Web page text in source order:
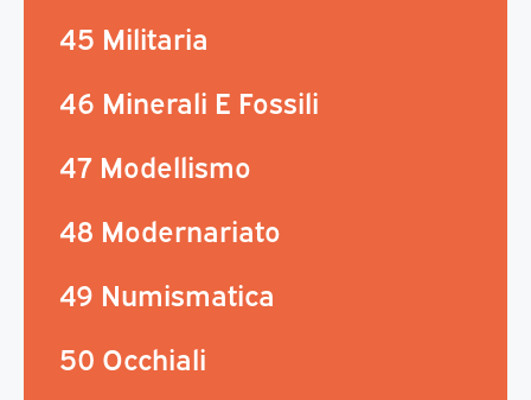
45 Militaria
46 Minerali E Fossili
47 Modellismo
48 Modernariato
49 Numismatica
50 Occhiali